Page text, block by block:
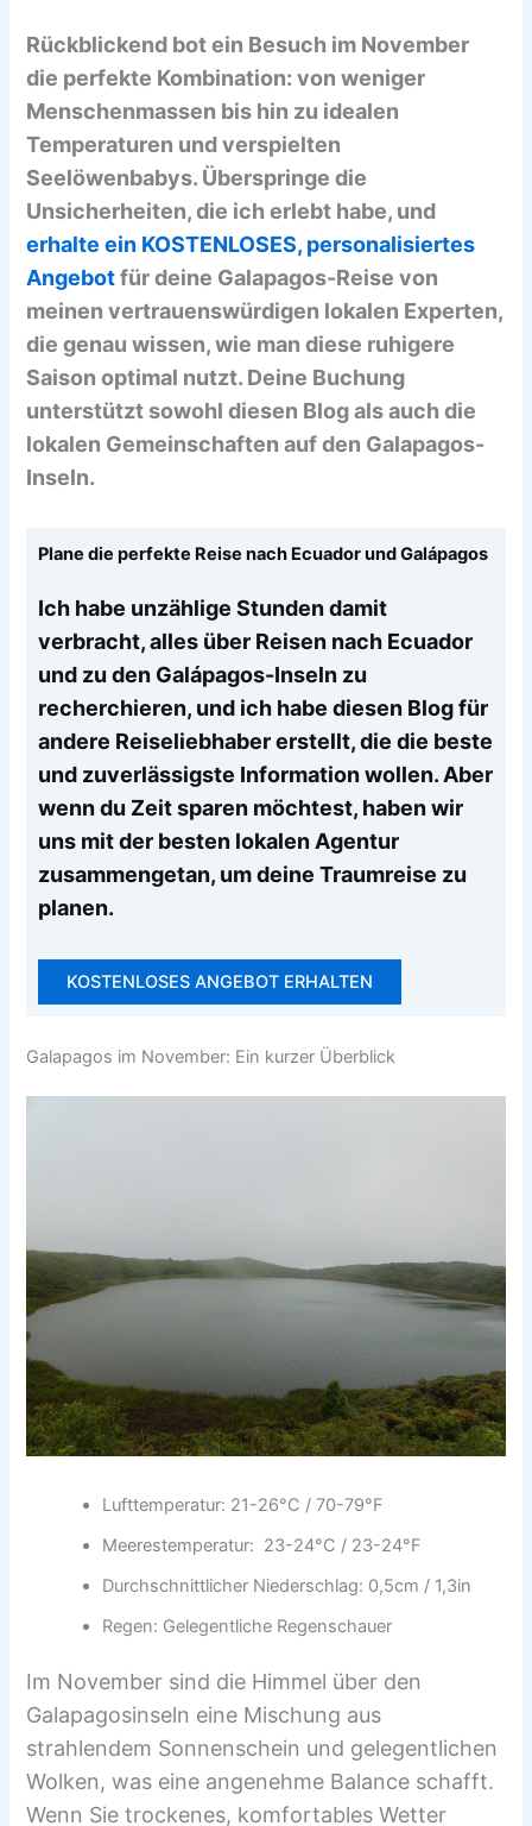
Rückblickend bot ein Besuch im November
die perfekte Kombination: von weniger
Menschenmassen bis hin zu idealen
Temperaturen und verspielten
Seelöwenbabys. Überspringe die
Unsicherheiten, die ich erlebt habe, und
erhalte ein KOSTENLOSES, personalisiertes
Angebotfür deine Galapagos-Reise von
meinen vertrauenswürdigen lokalen Experten,
die genau wissen, wie man diese ruhigere
Saison optimal nutzt. Deine Buchung
unterstützt sowohl diesen Blog als auch die
lokalen Gemeinschaften auf den Galapagos-
Inseln.
Plane die perfekte Reise nach Ecuador und Galápagos
Ich habe unzählige Stunden damit
verbracht, alles über Reisen nach Ecuador
und zu den Galápagos-Inseln zu
recherchieren, und ich habe diesen Blog für
andere Reiseliebhaber erstellt, die die beste
und zuverlässigste Information wollen. Aber
wenn du Zeit sparen möchtest, haben wir
uns mit der besten lokalen Agentur
zusammengetan, um deine Traumreise zu
planen.
KOSTENLOSES ANGEBOT ERHALTEN
Galapagos im November: Ein kurzer Überblick
Lufttemperatur: 21-26°C / 70-79°F
Meerestemperatur: 23-24°C / 23-24°F
Durchschnittlicher Niederschlag: 0,5cm / 1,3in
Regen: Gelegentliche Regenschauer
Im November sind die Himmel über den
Galapagosinseln eine Mischung aus
strahlendem Sonnenschein und gelegentlichen
Wolken, was eine angenehme Balance schafft.
Wenn Sie trockenes, komfortables Wetter